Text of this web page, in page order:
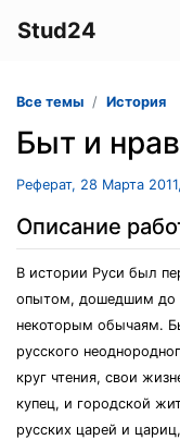
Stud24
Все темы История
Быт и
Реферат, 28 Марта
Описание
В истории Руси был
опытом, дошедшим до
некоторым обычаям.
русского
круг чтения, свои
купец, и городской
русских царей и